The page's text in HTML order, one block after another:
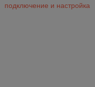
подключение и настройка